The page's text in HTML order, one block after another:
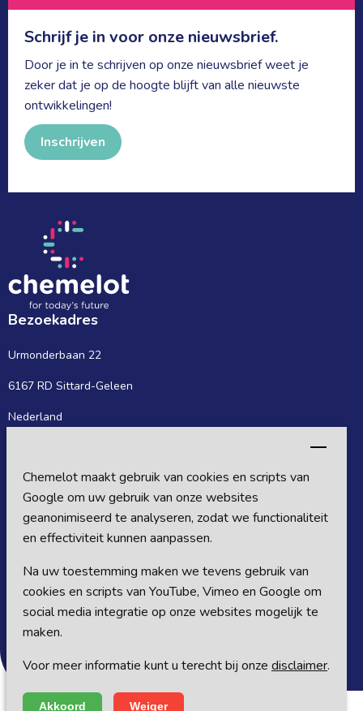
Chemelot maakt gebruik van cookies en scripts van
Google om uw gebruik van onze websites
geanonimiseerd te analyseren, zodat we functionaliteit
en effectiviteit kunnen aanpassen.
Na uw toestemming maken we tevens gebruik van
cookies en scripts van YouTube, Vimeo en Google om
social media integratie op onze websites mogelijk te
maken.
Voor meer informatie kunt u terecht bij onze disclaimer.
Akkoord Weiger
Schrijf je in voor onze nieuwsbrief.
Door je in te schrijven op onze nieuwsbrief weet je
zeker dat je op de hoogte blijft van alle nieuwste
ontwikkelingen!
Inschrijven
Bezoekadres
Urmonderbaan 22
6167 RD Sittard-Geleen
Nederland
Postbus 27
6160 MB Sittard-Geleen
Nederland
Volg ons op sociale media